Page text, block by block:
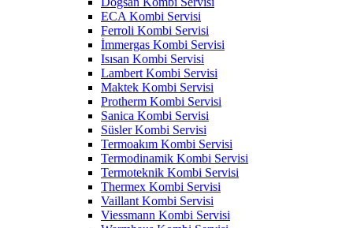
ECA Kombi Servisi
Ferroli Kombi Servisi
İmmergas Kombi Servisi
Isısan Kombi Servisi
Lambert Kombi Servisi
Maktek Kombi Servisi
Protherm Kombi Servisi
Sanica Kombi Servisi
Süsler Kombi Servisi
Termoakım Kombi Servisi
Termodinamik Kombi Servisi
Termoteknik Kombi Servisi
Thermex Kombi Servisi
Vaillant Kombi Servisi
Viessmann Kombi Servisi